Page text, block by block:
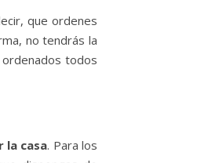
que ordenes
no tendrás la
todos
la casa. Para los